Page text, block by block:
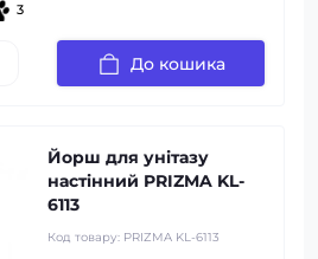
3
До кошика
Йорш для унітазу
настінний PRIZMA KL-
6113
Код товару: PRIZMA KL-6113